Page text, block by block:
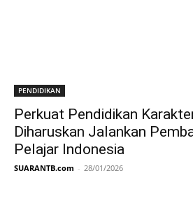
PENDIDIKAN
Perkuat Pendidikan
Diharuskan Jalankan
Pelajar Indonesia
SUARANTB.com - 28/01/2026